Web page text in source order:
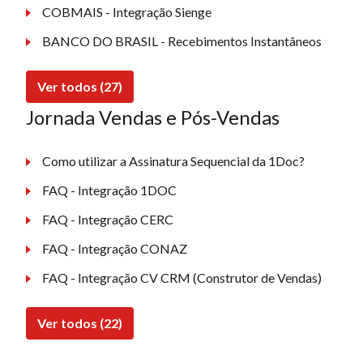
COBMAIS - Integração Sienge
BANCO DO BRASIL - Recebimentos Instantâneos
Ver todos (27)
Jornada Vendas e Pós-Vendas
Como utilizar a Assinatura Sequencial da 1Doc?
FAQ - Integração 1DOC
FAQ - Integração CERC
FAQ - Integração CONAZ
FAQ - Integração CV CRM (Construtor de Vendas)
Ver todos (22)